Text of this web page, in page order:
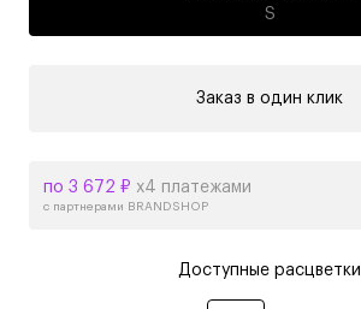
S
Заказ в один клик
по 3 672 ₽ х4 платежами
с партнерами BRANDSHOP
Доступные расцветки